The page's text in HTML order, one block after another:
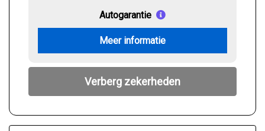
Autogarantie
Meer informatie
Verberg zekerheden